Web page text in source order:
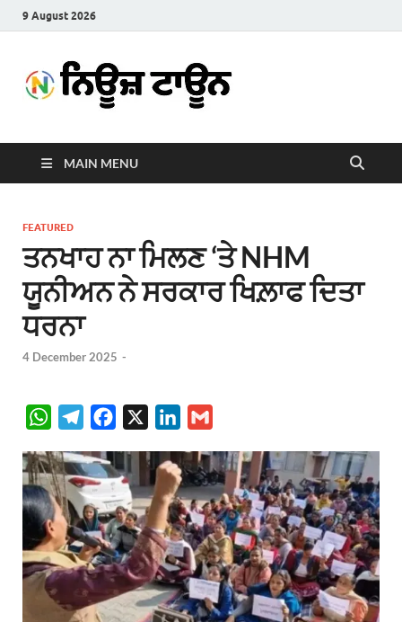
9 August 2026
Town
MAIN MENU
FEATURED
ਤਨਖਾਹ ਨਾ ਮਿਲਣ ‘ਤੇ NHM
ਯੂਨੀਅਨ ਨੇ ਸਰਕਾਰ ਖਿਲ਼ਾਫ ਦਿਤਾ
ਧਰਨਾ
4 December 2025 -
W
a
t
s
A
p
p
l
e
g
r
a
m
c
b
o
o
k
n
k
e
d
I
n
a
i
l